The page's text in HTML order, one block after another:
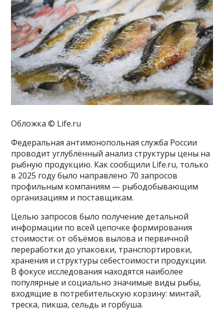
Обложка © Life.ru
Федеральная антимонопольная служба России
проводит углублённый анализ структуры цены на
рыбную продукцию. Как сообщили Life.ru, только
в 2025 году было направлено 70 запросов
профильным компаниям — рыбодобывающим
организациям и поставщикам.
Целью запросов было получение детальной
информации по всей цепочке формирования
стоимости: от объёмов вылова и первичной
переработки до упаковки, транспортировки,
хранения и структуры себестоимости продукции.
В фокусе исследования находятся наиболее
популярные и социально значимые виды рыбы,
входящие в потребительскую корзину: минтай,
треска, пикша, сельдь и горбуша.